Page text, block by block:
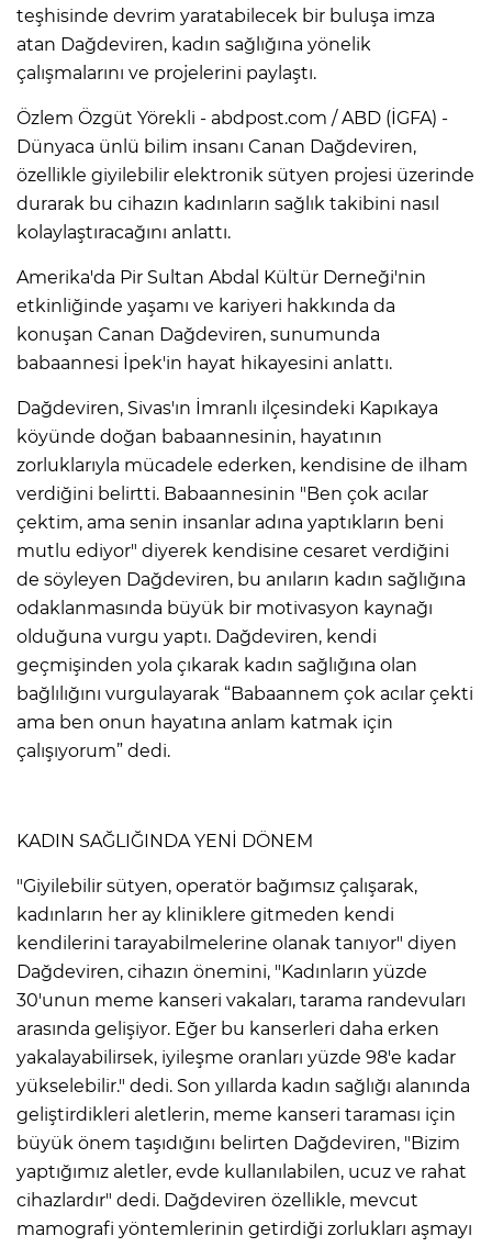
teşhisinde devrim yaratabilecek bir buluşa imza
atan Dağdeviren, kadın sağlığına yönelik
çalışmalarını ve projelerini paylaştı.
Özlem Özgüt Yörekli - abdpost.com / ABD (İGFA) -
Dünyaca ünlü bilim insanı Canan Dağdeviren,
özellikle giyilebilir elektronik sütyen projesi üzerinde
durarak bu cihazın kadınların sağlık takibini nasıl
kolaylaştıracağını anlattı.
Amerika'da Pir Sultan Abdal Kültür Derneği'nin
etkinliğinde yaşamı ve kariyeri hakkında da
konuşan Canan Dağdeviren, sunumunda
babaannesi İpek'in hayat hikayesini anlattı.
Dağdeviren, Sivas'ın İmranlı ilçesindeki Kapıkaya
köyünde doğan babaannesinin, hayatının
zorluklarıyla mücadele ederken, kendisine de ilham
verdiğini belirtti. Babaannesinin "Ben çok acılar
çektim, ama senin insanlar adına yaptıkların beni
mutlu ediyor" diyerek kendisine cesaret verdiğini
de söyleyen Dağdeviren, bu anıların kadın sağlığına
odaklanmasında büyük bir motivasyon kaynağı
olduğuna vurgu yaptı. Dağdeviren, kendi
geçmişinden yola çıkarak kadın sağlığına olan
bağlılığını vurgulayarak “Babaannem çok acılar çekti
ama ben onun hayatına anlam katmak için
çalışıyorum” dedi.
KADIN SAĞLIĞINDA YENİ DÖNEM
"Giyilebilir sütyen, operatör bağımsız çalışarak,
kadınların her ay kliniklere gitmeden kendi
kendilerini tarayabilmelerine olanak tanıyor" diyen
Dağdeviren, cihazın önemini, "Kadınların yüzde
30'unun meme kanseri vakaları, tarama randevuları
arasında gelişiyor. Eğer bu kanserleri daha erken
yakalayabilirsek, iyileşme oranları yüzde 98'e kadar
yükselebilir." dedi. Son yıllarda kadın sağlığı alanında
geliştirdikleri aletlerin, meme kanseri taraması için
büyük önem taşıdığını belirten Dağdeviren, "Bizim
yaptığımız aletler, evde kullanılabilen, ucuz ve rahat
cihazlardır" dedi. Dağdeviren özellikle, mevcut
mamografi yöntemlerinin getirdiği zorlukları aşmayı